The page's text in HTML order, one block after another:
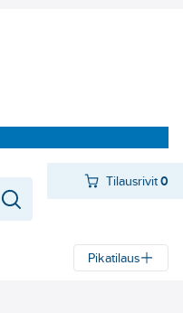
Tilausrivit 0
Pikatilaus